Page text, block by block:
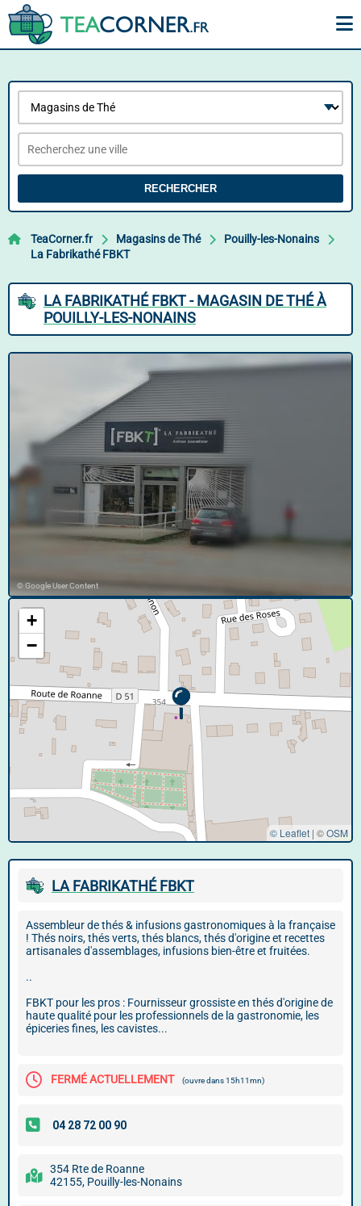
RECHERCHER
TeaCorner.fr Magasins de Thé
Pouilly-les-Nonains
La Fabrikathé FBKT
LA FABRIKATHÉ FBKT - MAGASIN DE THÉ À
POUILLY-LES-NONAINS
© Google User Content
+
−
© Leaflet | ©OSM
LA FABRIKATHÉ FBKT
Assembleur de thés & infusions gastronomiques à la française
! Thés noirs, thés verts, thés blancs, thés d'origine et recettes
artisanales d'assemblages, infusions bien-être et fruitées.
..
FBKT pour les pros : Fournisseur grossiste en thés d'origine de
haute qualité pour les professionnels de la gastronomie, les
épiceries fines, les cavistes...
FERMÉ ACTUELLEMENT (ouvre dans 15h11mn)
354 Rte de Roanne
42155, Pouilly-les-Nonains